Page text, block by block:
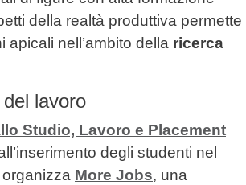
della realtà produttiva permette
nell’ambito della ricerca
lavoro
Studio, Lavoro e Placement
degli studenti nel
organizza More Jobs, una